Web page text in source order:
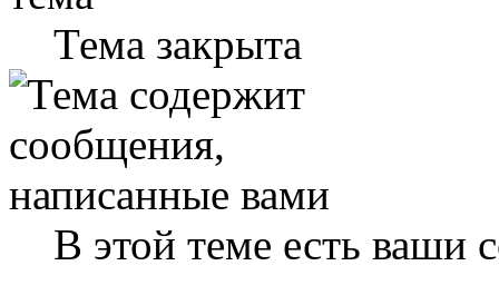
Тема закрыта
В этой теме есть ваши